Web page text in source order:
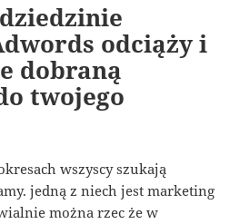
odciąży i
dobraną
twojego
wszyscy szukają
jedną z niech jest marketing
można rzec że w